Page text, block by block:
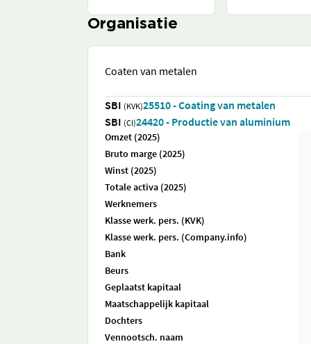
Organisatie
Coaten van metalen
SBI (KVK)25510 - Coating van metalen
SBI (CI)24420 - Productie van aluminium
Omzet (2025)
Bruto marge (2025)
Winst (2025)
Totale activa (2025)
Werknemers
Klasse werk. pers. (KVK)
Klasse werk. pers. (Company.info)
Bank
Beurs
Geplaatst kapitaal
Maatschappelijk kapitaal
Dochters
Vennootsch. naam